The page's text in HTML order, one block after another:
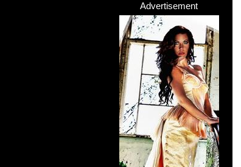
Advertisement